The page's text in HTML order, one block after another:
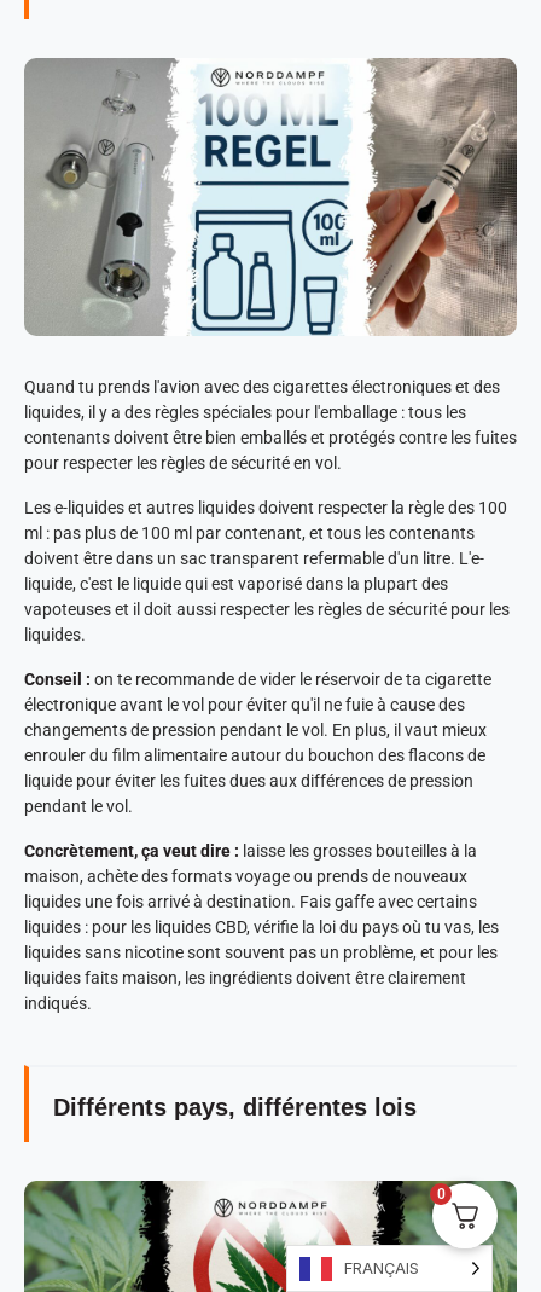
Quand tu prends l'avion avec des cigarettes électroniques et des
liquides, il y a des règles spéciales pour l'emballage : tous les
contenants doivent être bien emballés et protégés contre les fuites
pour respecter les règles de sécurité en vol.
Les e-liquides et autres liquides doivent respecter la règle des 100
ml : pas plus de 100 ml par contenant, et tous les contenants
doivent être dans un sac transparent refermable d'un litre. L'e-
liquide, c'est le liquide qui est vaporisé dans la plupart des
vapoteuses et il doit aussi respecter les règles de sécurité pour les
liquides.
Conseil : on te recommande de vider le réservoir de ta cigarette
électronique avant le vol pour éviter qu'il ne fuie à cause des
changements de pression pendant le vol. En plus, il vaut mieux
enrouler du film alimentaire autour du bouchon des flacons de
liquide pour éviter les fuites dues aux différences de pression
pendant le vol.
Concrètement, ça veut dire : laisse les grosses bouteilles à la
maison, achète des formats voyage ou prends de nouveaux
liquides une fois arrivé à destination. Fais gaffe avec certains
liquides : pour les liquides CBD, vérifie la loi du pays où tu vas, les
liquides sans nicotine sont souvent pas un problème, et pour les
liquides faits maison, les ingrédients doivent être clairement
indiqués.
Différents pays, différentes lois
0
FRANÇAIS